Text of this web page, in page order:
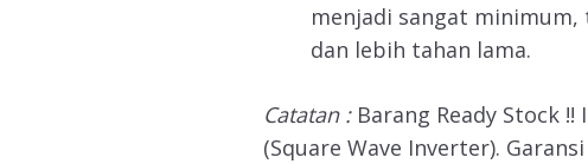
menjadi sangat
dan lebih tahan lama.
Catatan :Barang Ready Stock !!
(Square Wave Inverter).